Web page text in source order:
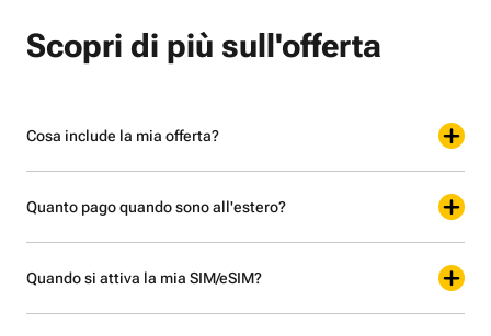
Scopri di più sull'offerta
Cosa include la mia offerta?
Quanto pago quando sono all'estero?
Quando si attiva la mia SIM/eSIM?